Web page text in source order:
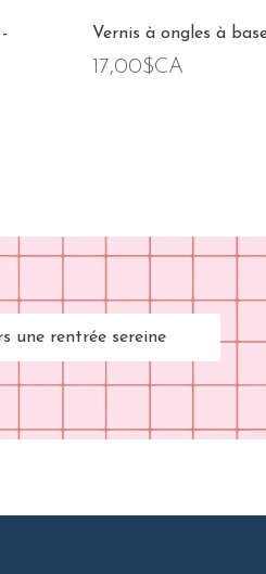
Vernis à ongles à
17,00$CA
une rentrée sereine